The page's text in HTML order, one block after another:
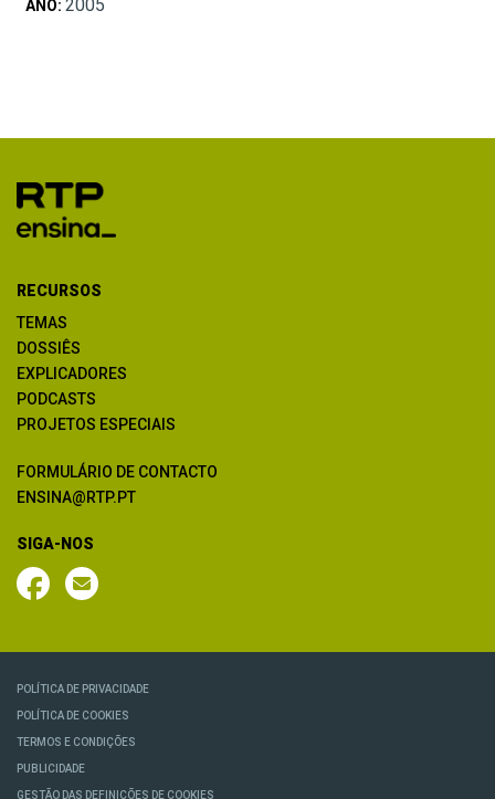
ANO: 2005
RECURSOS
TEMAS
DOSSIÊS
EXPLICADORES
PODCASTS
PROJETOS ESPECIAIS
FORMULÁRIO DE CONTACTO
ENSINA@RTP.PT
SIGA-NOS
POLÍTICA DE PRIVACIDADE
POLÍTICA DE COOKIES
TERMOS E CONDIÇÕES
PUBLICIDADE
GESTÃO DAS DEFINIÇÕES DE COOKIES